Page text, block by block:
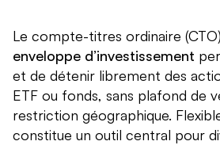
Le compte-titres ordinaire
enveloppe d’investissement
et de détenir librement des
ETF ou fonds, sans plafond de
restriction géographique.
constitue un outil central pour